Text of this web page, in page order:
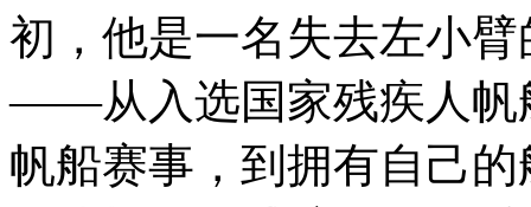
初，他是一名失去左小
——从入选国家残疾人帆
帆船赛事，到拥有自己